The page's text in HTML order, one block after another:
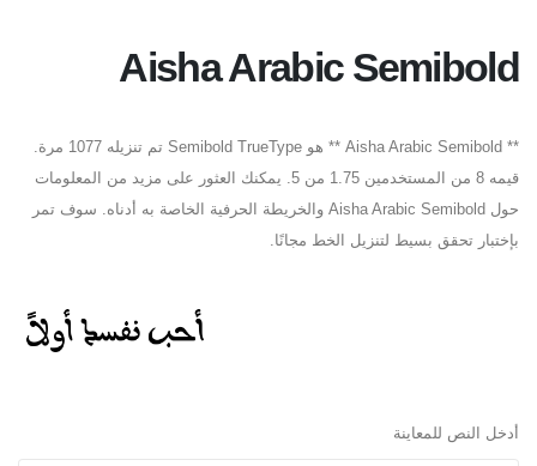
Aisha Arabic Semibold
** Aisha Arabic Semibold ** هو Semibold TrueType تم تنزيله 1077 مرة.
قيمه 8 من المستخدمين 1.75 من 5. يمكنك العثور على مزيد من المعلومات
حول Aisha Arabic Semibold والخريطة الحرفية الخاصة به أدناه. سوف تمر
بإختبار تحقق بسيط لتنزيل الخط مجانًا.
أدخل النص للمعاينة